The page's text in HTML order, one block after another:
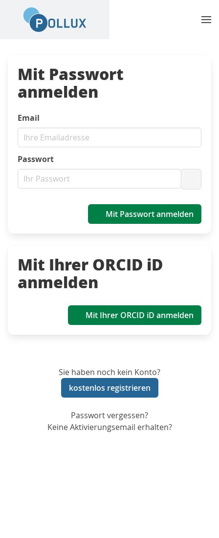
Mit Passwort
anmelden
Email
Passwort
Mit Passwort anmelden
Mit Ihrer ORCID iD
anmelden
Mit Ihrer ORCID iD anmelden
Sie haben noch kein Konto?
kostenlos registrieren
Passwort vergessen?
Keine Aktivierungsemail erhalten?